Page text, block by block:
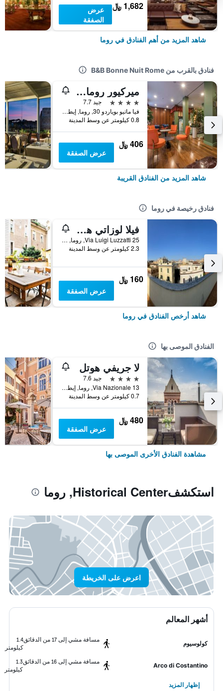
1,682 ﷼
عرض
الصفقة
شاهد المزيد من أهم الفنادق في روما
فنادق بالقرب من B&B Bonne Nuit Rome
ميركيور روما سنترو سانت جون
4 نجوم
جيد 7.7
فيا ماتيو بوياردو 30, روما, إيطاليا
0.8 كيلومتر عن وسط المدينة
406 ﷼
عرض الصفقة
شاهد المزيد من الفنادق القريبة
فنادق رخيصة في روما
فيلا لوزاتي هوستل
25 Via Luigi Luzzatti, روما, إيطاليا
2.3 كيلومتر عن وسط المدينة
160 ﷼
عرض الصفقة
شاهد أرخص الفنادق في روما
الفنادق الموصى بها
لا جريفي هوتل
4 نجوم
جيد 7.6
Via Nazionale 13, روما, إيطاليا
0.7 كيلومتر عن وسط المدينة
480 ﷼
عرض الصفقة
مشاهدة الفنادق الأخرى الموصى بها
استكشفHistorical Center, روما
اعرض على الخريطة
أشهر المعالم
كولوسيوم
مسافة مشي إلى 17 من الدقائق
1.4
كيلومتر
Arco di Costantino
مسافة مشي إلى 16 من الدقائق
1.3
كيلومتر
إظهار المزيد